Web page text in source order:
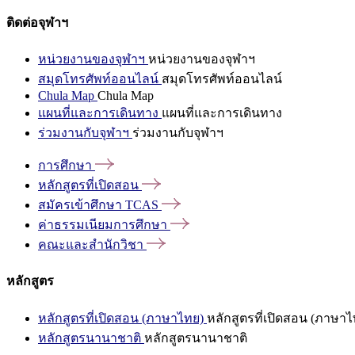
ติดต่อจุฬาฯ
หน่วยงานของจุฬาฯ หน่วยงานของจุฬาฯ
สมุดโทรศัพท์ออนไลน์ สมุดโทรศัพท์ออนไลน์
Chula Map Chula Map
แผนที่และการเดินทาง แผนที่และการเดินทาง
ร่วมงานกับจุฬาฯ ร่วมงานกับจุฬาฯ
การศึกษา
หลักสูตรที่เปิดสอน
สมัครเข้าศึกษา TCAS
ค่าธรรมเนียมการศึกษา
คณะและสำนักวิชา
หลักสูตร
หลักสูตรที่เปิดสอน (ภาษาไทย) หลักสูตรที่เปิดสอน (ภาษาไ
หลักสูตรนานาชาติ หลักสูตรนานาชาติ